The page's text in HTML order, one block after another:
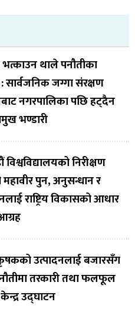
थाले पनौतीका
सार्वजनिक जग्गा संरक्षण
नगरपालिका पछि हट्दैन
भण्डारी
विश्वविद्यालयको निरीक्षण
महावीर पुन, अनुसन्धान र
राष्ट्रिय विकासको आधार
उत्पादनलाई बजारसँग
तरकारी तथा फलफूल
उद्घाटन